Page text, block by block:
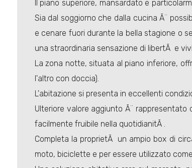
Il piano superiore, mansardato e
Sia dal soggiorno che dalla cucina Ã¨
e cenare fuori durante la bella stagione o
una straordinaria sensazione di libertÃ e
La zona notte, situata al piano inferiore,
l'altro con doccia).
L'abitazione si presenta in eccellenti
Ulteriore valore aggiunto Ã¨
facilmente fruibile nella quotidianitÃ .
Completa la proprietÃ un ampio box di
moto, biciclette e per essere utilizzato